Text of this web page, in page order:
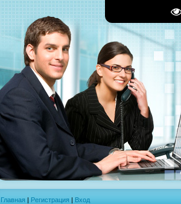
Главная | Регистрация | Вход